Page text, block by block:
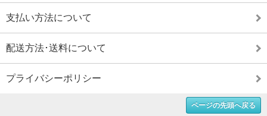
支払い方法について
配送方法･送料について
プライバシーポリシー
ページの先頭へ戻る